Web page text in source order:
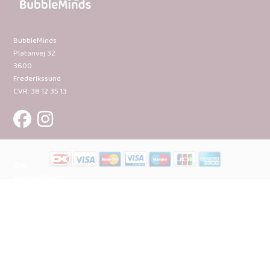
BubbleMinds
Platanvej 32
3600
Frederikssund
CVR: 38 12 35 13